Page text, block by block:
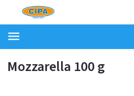
Mozzarella 100 g